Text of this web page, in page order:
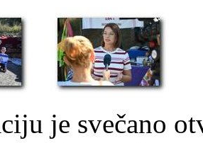
je svečano